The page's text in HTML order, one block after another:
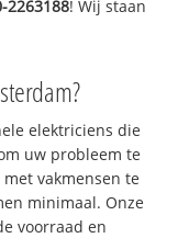
2263188! Wij staan
elektriciens die
uw probleem te
vakmensen te
minimaal. Onze
voorraad en